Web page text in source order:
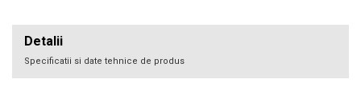
Detalii
Specificatii si date tehnice de produs